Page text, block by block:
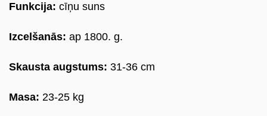
Funkcija: cīņu suns
Izcelšanās: ap 1800. g.
Skausta augstums: 31-36 cm
Masa: 23-25 kg